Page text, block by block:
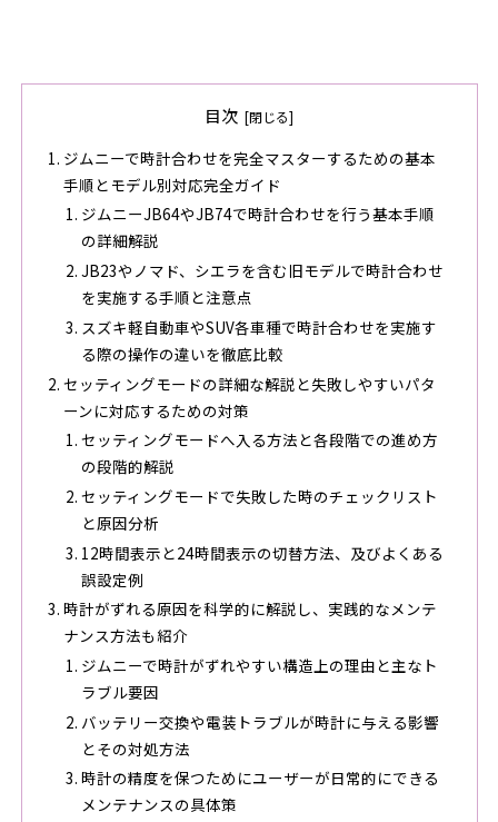
目次
ジムニーで時計合わせを完全マスターするための基本
手順とモデル別対応完全ガイド
ジムニーJB64やJB74で時計合わせを行う基本手順
の詳細解説
JB23やノマド、シエラを含む旧モデルで時計合わせ
を実施する手順と注意点
スズキ軽自動車やSUV各車種で時計合わせを実施す
る際の操作の違いを徹底比較
セッティングモードの詳細な解説と失敗しやすいパタ
ーンに対応するための対策
セッティングモードへ入る方法と各段階での進め方
の段階的解説
セッティングモードで失敗した時のチェックリスト
と原因分析
12時間表示と24時間表示の切替方法、及びよくある
誤設定例
時計がずれる原因を科学的に解説し、実践的なメンテ
ナンス方法も紹介
ジムニーで時計がずれやすい構造上の理由と主なト
ラブル要因
バッテリー交換や電装トラブルが時計に与える影響
とその対処方法
時計の精度を保つためにユーザーが日常的にできる
メンテナンスの具体策